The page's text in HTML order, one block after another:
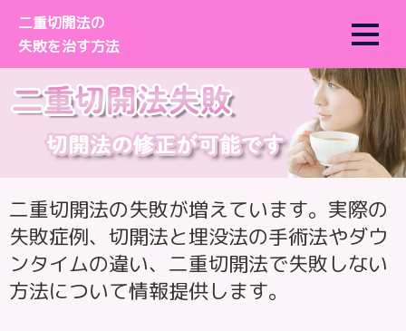
二重切開法の
失敗を治す方法
ビ
ョ
ン
へ
ス
キ
ン
へ
ス
キ
ッ
プ
二重切開法の失敗が増えています。実際の
失敗症例、切開法と埋没法の手術法やダウ
ンタイムの違い、二重切開法で失敗しない
方法について情報提供します。